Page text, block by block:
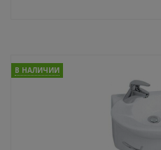
В НАЛИЧИИ